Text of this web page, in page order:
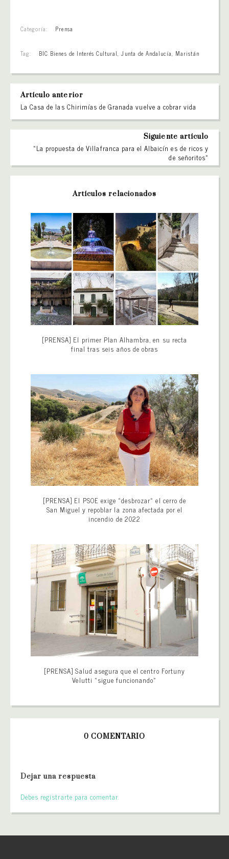
Categoría: Prensa
Tag: BIC Bienes de Interés Cultural,Junta de Andalucía, Maristán
Artículo anterior
La Casa de las Chirimías de Granada vuelve a cobrar vida
Siguiente artículo
«La propuesta de Villafranca para el Albaicín es de ricos y
de señoritos»
Artículos relacionados
[PRENSA] El primer Plan Alhambra, en su recta
final tras seis años de obras
[PRENSA] El PSOE exige «desbrozar» el cerro de
San Miguel y repoblar la zona afectada por el
incendio de 2022
[PRENSA] Salud asegura que el centro Fortuny
Velutti «sigue funcionando»
0 COMENTARIO
Dejar una respuesta
Debes registrarte para comentar.